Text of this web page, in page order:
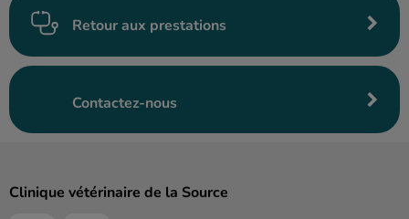
Retour aux prestations
Contactez-nous
Clinique vétérinaire de la Source